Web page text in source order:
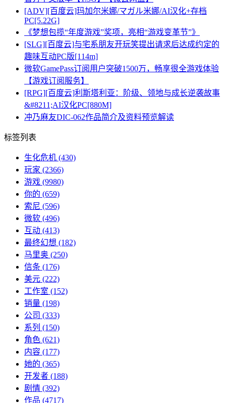
[ADV][百度云]玛加尔米娜/マガル米娜/AI汉化+存档
PC[5.22G]
《梦想包揽“年度游戏”奖项，亮相“游戏变革节”》
[SLG][百度云]与宅系朋友开玩笑提出请求后达成约定的
趣味互动PC版[114m]
微软GamePass订阅用户突破1500万，畅享很全游戏体验
【游戏订阅服务】
[RPG][百度云]利斯塔利亚：阶级、领地与成长逆袭故事
&#8211;AI汉化PC[880M]
冲乃麻友DIC-062作品简介及资料预览解读
标签列表
生化危机 (430)
玩家 (2366)
游戏 (9980)
你的 (659)
索尼 (596)
微软 (496)
互动 (413)
最终幻想 (182)
马里奥 (250)
信条 (176)
美元 (222)
工作室 (152)
销量 (198)
公司 (333)
系列 (150)
角色 (621)
内容 (177)
她的 (365)
开发者 (188)
剧情 (392)
作品 (4717)